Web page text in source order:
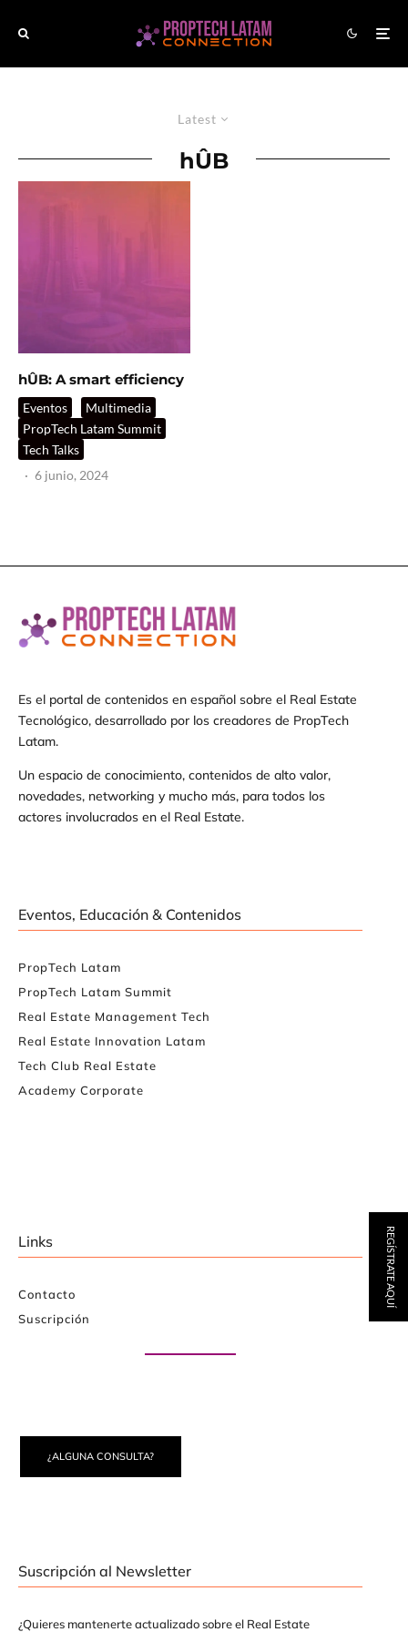
Latest
hÛB
hÛB: A smart efficiency
Eventos
Multimedia
PropTech Latam Summit
Tech Talks
· 6 junio, 2024
Es el portal de contenidos en español sobre el Real Estate
Tecnológico, desarrollado por los creadores de PropTech
Latam.
Un espacio de conocimiento, contenidos de alto valor,
novedades, networking y mucho más, para todos los
actores involucrados en el Real Estate.
Eventos, Educación & Contenidos
PropTech Latam
PropTech Latam Summit
Real Estate Management Tech
Real Estate Innovation Latam
Tech Club Real Estate
Academy Corporate
Links
Contacto
Suscripción
¿ALGUNA CONSULTA?
Suscripción al Newsletter
¿Quieres mantenerte actualizado sobre el Real Estate
REGÍSTRATE AQUÍ